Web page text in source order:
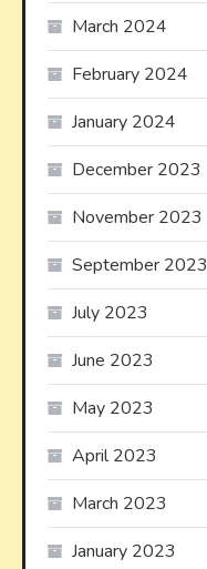
March 2024
February 2024
January 2024
December 2023
November 2023
September 2023
July 2023
June 2023
May 2023
April 2023
March 2023
January 2023